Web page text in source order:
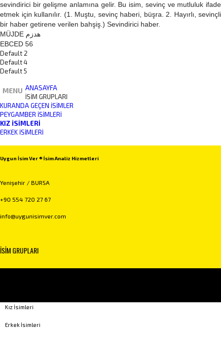
sevindirici bir gelişme anlamına gelir. Bu isim, sevinç ve mutluluk ifade
etmek için kullanılır. (1. Muştu, sevinç haberi, büşra. 2. Hayırlı, sevinçli
bir haber getirene verilen bahşiş.) Sevindirici haber.
MÜJDE هدزم
EBCED 56
Default 2
Default 4
Default 5
MENU ANASAYFA
İSİM GRUPLARI
KURANDA GEÇEN İSIMLER
PEYGAMBER İSIMLERI
KIZ İSIMLERI
ERKEK İSIMLERI
Uygun İsim Ver ® İsim Analiz Hizmetleri
Yenişehir / BURSA
+90 554 720 27 67
info@uygunisimver.com
İSİM GRUPLARI
Kız İsimleri
Erkek İsimleri